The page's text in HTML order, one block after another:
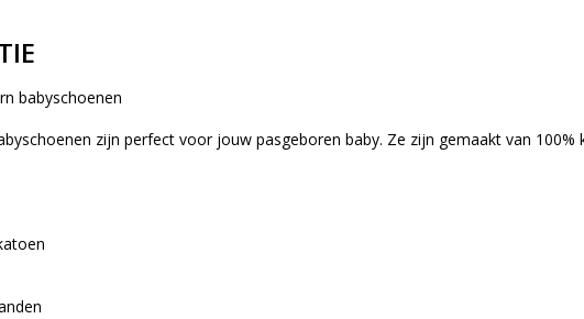
babyschoenen
zijn perfect voor jouw pasgeboren baby. Ze zijn gemaakt van